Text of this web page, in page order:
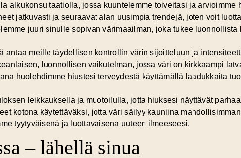
alkukonsultaatiolla, jossa kuuntelemme toiveitasi ja arvioimme
jatkuvasti ja seuraavat alan uusimpia trendejä, joten voit
juuri sinulle sopivan värimaailman, joka tukee luonnollista
antaa meille täydellisen kontrollin värin sijoitteluun ja
luonnollisen vaikutelman, jossa väri on kirkkaampi
huolehdimme hiustesi terveydestä käyttämällä laadukkaita
leikkauksella ja muotoilulla, jotta hiuksesi näyttävät
kotona käytettäväksi, jotta väri säilyy kauniina
tyytyväisenä ja luottavaisena uuteen ilmeeseesi.
– lähellä sinua